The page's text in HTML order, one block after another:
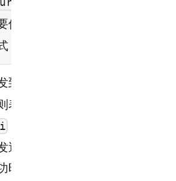
保留
：
到上游的新
表达式匹配来自客户端的
送重定向到客户端, 未匹配
时将客户端请求的